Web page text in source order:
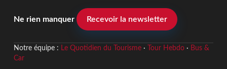
Ne rien manquer Recevoir la newsletter
Notre équipe : Le Quotidien du Tourisme· Tour Hebdo· Bus &
Car